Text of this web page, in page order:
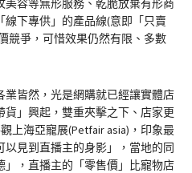
美容等無形服務、乾脆放棄有形商
下專供」的產品線(意即「只賣
競爭，可惜效果仍然有限、多數
皆然，光是網購就已經讓實體店
」興起，雙重夾擊之下、店家更
上海亞寵展(Petfair asia)，印象最
見到直播主的身影」，當地的同
」，直播主的「零售價」比寵物店